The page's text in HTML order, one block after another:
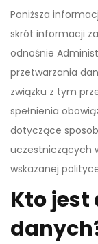
Poniższa
skrót informacji
odnośnie
przetwarzania
związku z tym
spełnienia
dotyczące
uczestniczących
wskazanej
Kto